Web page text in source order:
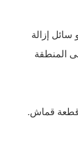
سائل إزالة
المنطقة
قطعة قماش.